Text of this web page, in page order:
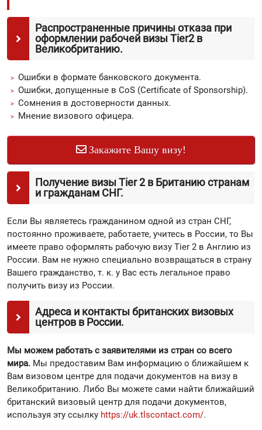
Распространенные причины отказа при
оформлении рабочей визы Tier2 в
Великобританию.
Ошибки в формате банковского документа.
Ошибки, допущенные в CoS (Certificate of Sponsorship).
Сомнения в достоверности данных.
Мнение визового офицера.
Закажите Вашу визу!
Получение визы Tier 2 в Британию странам
и гражданам СНГ.
Если Вы являетесь гражданином одной из стран СНГ,
постоянно проживаете, работаете, учитесь в России, то Вы
имеете право оформлять рабочую визу Tier 2 в Англию из
России. Вам не нужно специально возвращаться в страну
Вашего гражданство, т. к. у Вас есть легальное право
получить визу из России.
Адреса и контакты британских визовых
центров в России.
Мы можем работать с заявителями из стран со всего
мира. Мы предоставим Вам информацию о ближайшем к
Вам визовом центре для подачи документов на визу в
Великобританию. Либо Вы можете сами найти ближайший
британский визовый центр для подачи документов,
используя эту ссылку https://uk.tlscontact.com/.